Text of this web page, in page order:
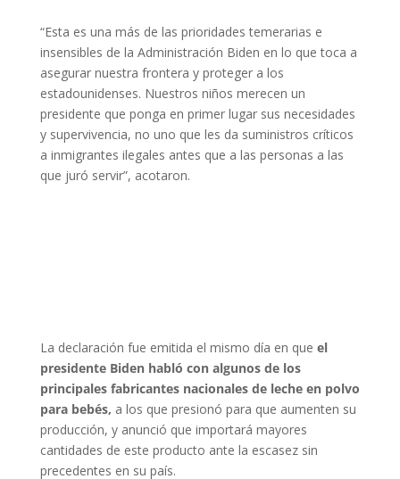
“Esta es una más de las prioridades temerarias e
insensibles de la Administración Biden en lo que toca a
asegurar nuestra frontera y proteger a los
estadounidenses. Nuestros niños merecen un
presidente que ponga en primer lugar sus necesidades
y supervivencia, no uno que les da suministros críticos
a inmigrantes ilegales antes que a las personas a las
que juró servir”, acotaron.
La declaración fue emitida el mismo día en que el
presidente Biden habló con algunos de los
principales fabricantes nacionales de leche en polvo
para bebés, a los que presionó para que aumenten su
producción, y anunció que importará mayores
cantidades de este producto ante la escasez sin
precedentes en su país.